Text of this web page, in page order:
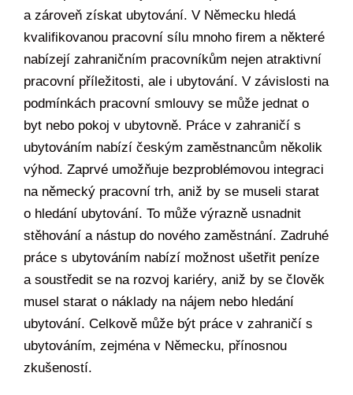
a zároveň získat ubytování. V Německu hledá
kvalifikovanou pracovní sílu mnoho firem a některé
nabízejí zahraničním pracovníkům nejen atraktivní
pracovní příležitosti, ale i ubytování. V závislosti na
podmínkách pracovní smlouvy se může jednat o
byt nebo pokoj v ubytovně. Práce v zahraničí s
ubytováním nabízí českým zaměstnancům několik
výhod. Zaprvé umožňuje bezproblémovou integraci
na německý pracovní trh, aniž by se museli starat
o hledání ubytování. To může výrazně usnadnit
stěhování a nástup do nového zaměstnání. Zadruhé
práce s ubytováním nabízí možnost ušetřit peníze
a soustředit se na rozvoj kariéry, aniž by se člověk
musel starat o náklady na nájem nebo hledání
ubytování. Celkově může být práce v zahraničí s
ubytováním, zejména v Německu, přínosnou
zkušeností.